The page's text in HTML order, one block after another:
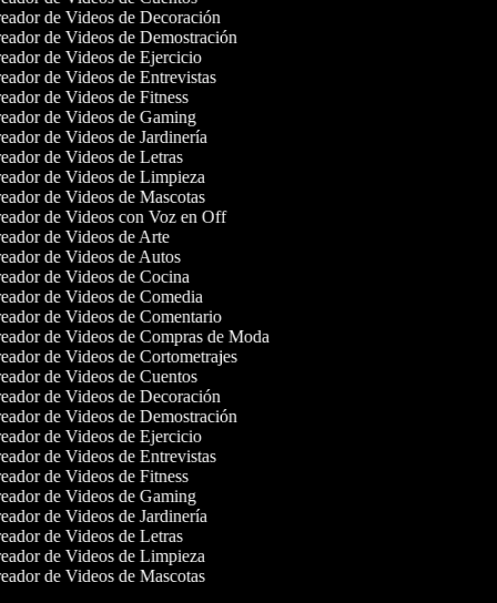
de Videos de Decoración
de Videos de Demostración
de Videos de Ejercicio
de Videos de Entrevistas
de Videos de Fitness
de Videos de Gaming
de Videos de Jardinería
de Videos de Letras
de Videos de Limpieza
de Videos de Mascotas
de Videos con Voz en Off
de Videos de Arte
de Videos de Autos
de Videos de Cocina
de Videos de Comedia
de Videos de Comentario
de Videos de Compras de Moda
de Videos de Cortometrajes
de Videos de Cuentos
de Videos de Decoración
de Videos de Demostración
de Videos de Ejercicio
de Videos de Entrevistas
de Videos de Fitness
de Videos de Gaming
de Videos de Jardinería
de Videos de Letras
de Videos de Limpieza
de Videos de Mascotas